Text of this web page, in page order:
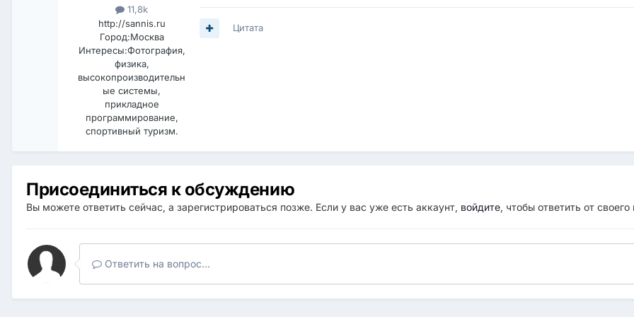
11,8k
http://sannis.ru
Город:Москва
Интересы:Фотография,
физика,
высокопроизводительн
ые системы,
прикладное
программирование,
спортивный туризм.
Цитата
Присоединиться к обсуждению
Вы можете ответить сейчас, а зарегистрироваться позже. Если у вас уже есть аккаунт, войдите, чтобы ответить от
Ответить на вопрос...